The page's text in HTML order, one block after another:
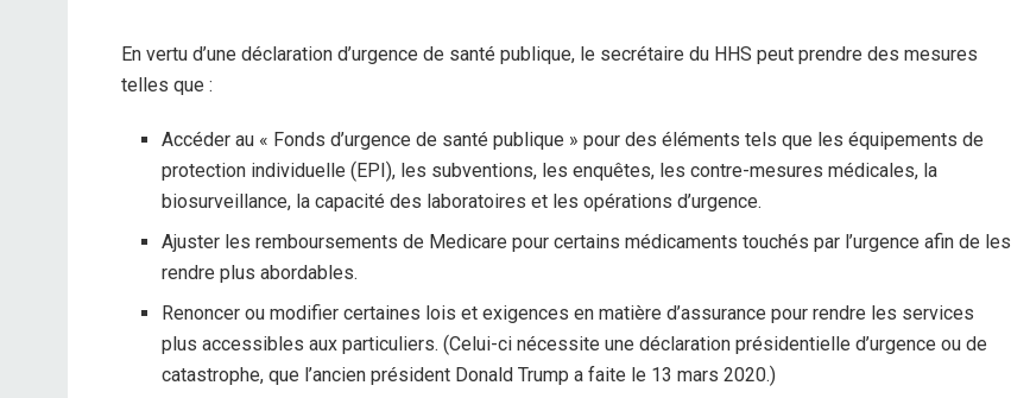
En vertu d’une déclaration d’urgence de santé publique, le secrétaire du HHS peut prendre des mesures
telles que :
Accéder au « Fonds d’urgence de santé publique » pour des éléments tels que les équipements de
protection individuelle (EPI), les subventions, les enquêtes, les contre-mesures médicales, la
biosurveillance, la capacité des laboratoires et les opérations d’urgence.
Ajuster les remboursements de Medicare pour certains médicaments touchés par l’urgence afin de les
rendre plus abordables.
Renoncer ou modifier certaines lois et exigences en matière d’assurance pour rendre les services
plus accessibles aux particuliers. (Celui-ci nécessite une déclaration présidentielle d’urgence ou de
catastrophe, que l’ancien président Donald Trump a faite le 13 mars 2020.)